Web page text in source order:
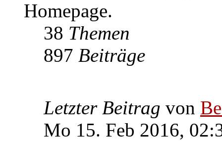
Homepage.
38 Themen
897 Beiträge
Letzter Beitrag von
Mo 15. Feb 2016,